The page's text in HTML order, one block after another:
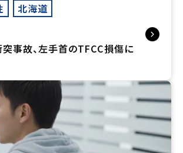
北海道
事故、左手首のTFCC損傷に